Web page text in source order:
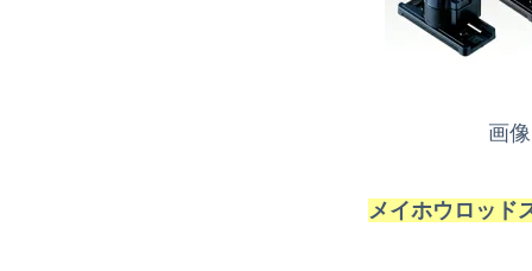
画
メイホウロッド